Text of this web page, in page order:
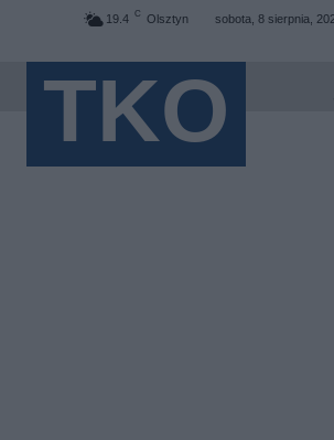
19.4 C Olsztyn sobota, 8 sierpnia,
TKO